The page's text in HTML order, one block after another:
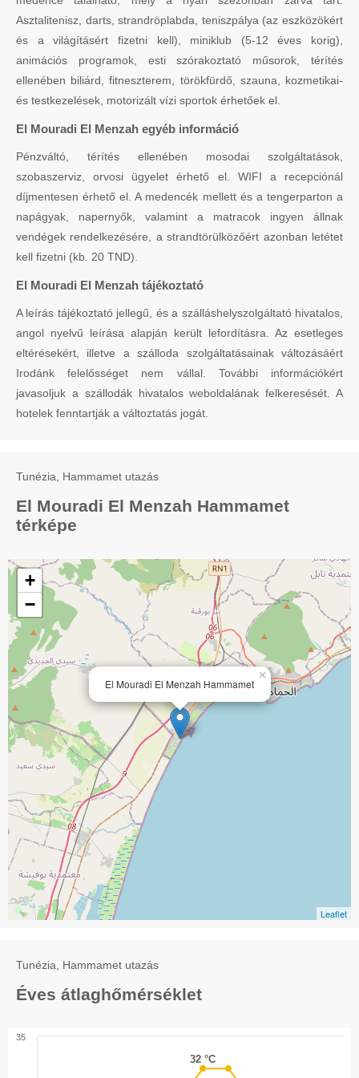
Asztalitenisz, darts, strandröplabda, teniszpálya (az eszközökért
és a világításért fizetni kell), miniklub (5-12 éves korig),
animációs programok, esti szórakoztató műsorok, térítés
ellenében biliárd, fitneszterem, törökfürdő, szauna, kozmetikai-
és testkezelések, motorizált vízi sportok érhetőek el.
El Mouradi El Menzah egyéb információ
Pénzváltó, térítés ellenében mosodai szolgáltatások,
szobaszerviz, orvosi ügyelet érhető el. WIFI a recepciónál
díjmentesen érhető el. A medencék mellett és a tengerparton a
napágyak, napernyők, valamint a matracok ingyen állnak
vendégek rendelkezésére, a strandtörülközőért azonban letétet
kell fizetni (kb. 20 TND).
El Mouradi El Menzah tájékoztató
A leírás tájékoztató jellegű, és a szálláshelyszolgáltató hivatalos,
angol nyelvű leírása alapján került lefordításra. Az esetleges
eltérésekért, illetve a szálloda szolgáltatásainak változásáért
Irodánk felelősséget nem vállal. További információkért
javasoljuk a szállodák hivatalos weboldalának felkeresését. A
hotelek fenntartják a változtatás jogát.
Tunézia, Hammamet utazás
El Mouradi El Menzah Hammamet
térképe
El Mouradi El Menzah Hammamet
×
+
−
Leaflet
Tunézia, Hammamet utazás
Éves átlaghőmérséklet
32 °C
32 °C
35